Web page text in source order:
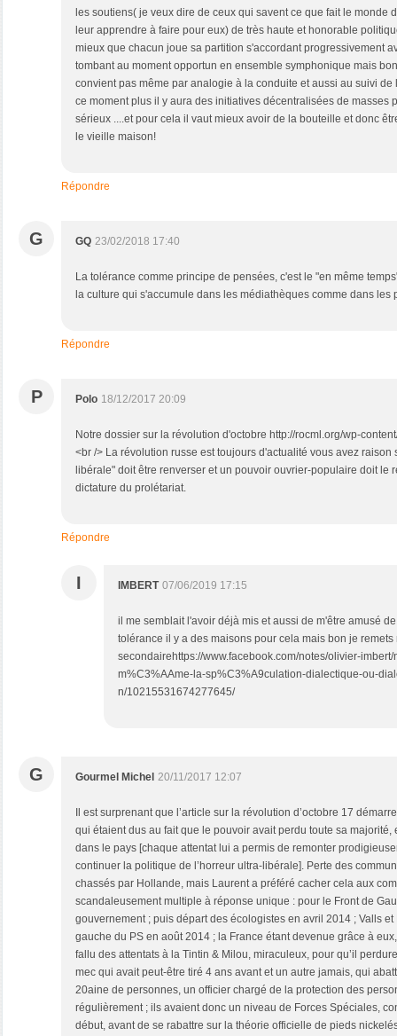
les soutiens( je veux dire de ceux qui savent ce que fait le monde
leur apprendre à faire pour eux) de très haute et honorable
mieux que chacun joue sa partition s'accordant progressivement
tombant au moment opportun en ensemble symphonique mais
convient pas même par analogie à la conduite et aussi au suivi de
ce moment plus il y aura des initiatives décentralisées de masses
sérieux ....et pour cela il vaut mieux avoir de la bouteille et donc
le vieille maison!
Répondre
G GQ 23/02/2018 17:40
La tolérance comme principe de pensées, c'est le "en même
la culture qui s'accumule dans les médiathèques comme dans les
Répondre
P Polo 18/12/2017 20:09
Notre dossier sur la révolution d'octobre http://rocml.org/wp-
<br /> La révolution russe est toujours d'actualité vous avez raison
libérale" doit être renverser et un pouvoir ouvrier-populaire doit le
dictature du prolétariat.
Répondre
I IMBERT 07/06/2019 17:15
il me semblait l'avoir déjà mis et aussi de m'être amusé
tolérance il y a des maisons pour cela mais bon je remets
secondairehttps://www.facebook.com/notes/olivier-
m%C3%AAme-la-sp%C3%A9culation-dialectique-ou-
n/10215531674277645/
G Gourmel Michel 20/11/2017 12:07
Il est surprenant que l’article sur la révolution d’octobre 17
qui étaient dus au fait que le pouvoir avait perdu toute sa majorité,
dans le pays [chaque attentat lui a permis de remonter
continuer la politique de l’horreur ultra-libérale]. Perte des
chassés par Hollande, mais Laurent a préféré cacher cela aux
scandaleusement multiple à réponse unique : pour le Front de
gouvernement ; puis départ des écologistes en avril 2014 ; Valls
gauche du PS en août 2014 ; la France étant devenue grâce à
fallu des attentats à la Tintin & Milou, miraculeux, pour qu’il
mec qui avait peut-être tiré 4 ans avant et un autre jamais, qui
20aine de personnes, un officier chargé de la protection des
régulièrement ; ils avaient donc un niveau de Forces Spéciales,
début, avant de se rabattre sur la théorie officielle de pieds